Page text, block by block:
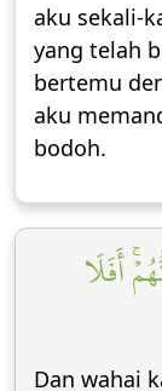
aku sekali-
yang telah
bertemu
aku
bodoh.
أَفَلَا
Dan wahai